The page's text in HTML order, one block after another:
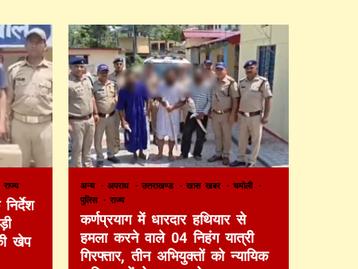
राज्य
खेप
अन्य अपराध उत्तराखण्ड खास खबर
चमोली
पुलिस
राज्य
कर्णप्रयाग में धारदार हथियार से
हमला करने वाले 04 निहंग यात्री
गिरफ्तार, तीन अभियुक्तों को न्यायिक